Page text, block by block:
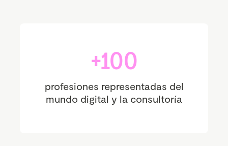
+100
profesiones representadas del
mundo digital y la consultoría